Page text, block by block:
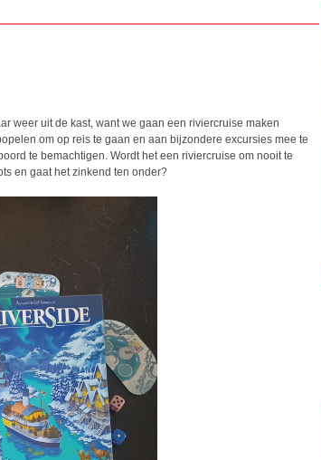
weer uit de kast, want we gaan een riviercruise maken
om op reis te gaan en aan bijzondere excursies mee te
te bemachtigen. Wordt het een riviercruise om nooit te
en gaat het zinkend ten onder?